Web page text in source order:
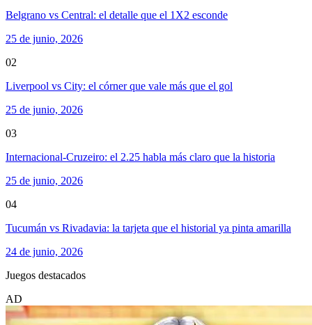
Belgrano vs Central: el detalle que el 1X2 esconde
25 de junio, 2026
02
Liverpool vs City: el córner que vale más que el gol
25 de junio, 2026
03
Internacional-Cruzeiro: el 2.25 habla más claro que la historia
25 de junio, 2026
04
Tucumán vs Rivadavia: la tarjeta que el historial ya pinta amarilla
24 de junio, 2026
Juegos destacados
AD